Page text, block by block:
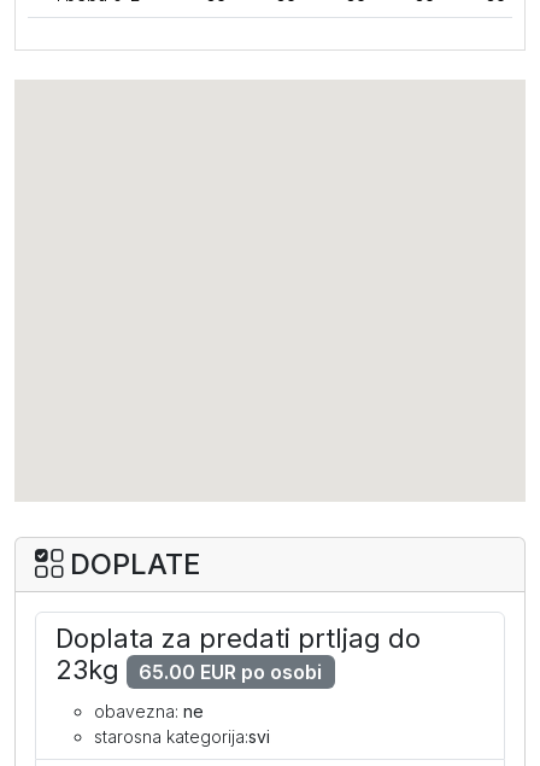
DOPLATE
Doplata za predati prtljag do
23kg
65.00 EUR po osobi
obavezna: ne
starosna kategorija:svi